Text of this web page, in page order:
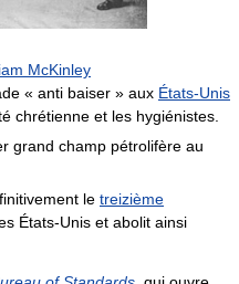
McKinley
« anti baiser » aux États-Unis
chrétienne et les hygiénistes.
grand champ pétrolifère au
le treizième
États-Unis et abolit ainsi